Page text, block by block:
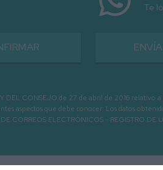
Te
CONSEJO de 27 de abril de 2016 relativo
aspectos que debe conocer: Los datos
CORREOS ELECTRÓNICOS - REGISTRO